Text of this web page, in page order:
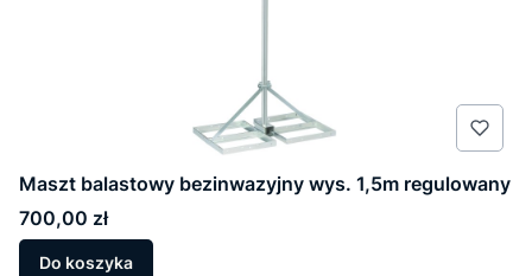
Maszt balastowy bezinwazyjny wys. 1,5m regulowany
Cena
700,00 zł
Do koszyka